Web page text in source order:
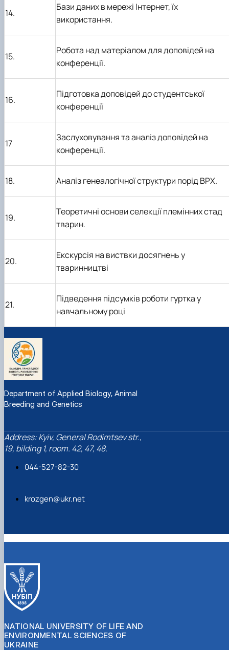
14.
Бази даних в мережі Інтернет, їх
використання.
15.
Робота над матеріалом для доповідей на
конференції.
16.
Підготовка доповідей до студентської
конференції
17
Заслуховування та аналіз доповідей на
конференції.
18. Аналіз генеалогічної структури порід ВРХ.
19.
Теоретичні основи селекції племінних стад
тварин.
20.
Екскурсія на виствки досягнень у
тваринництві
21.
Підведення підсумків роботи гуртка у
навчальному році
Department of Applied Biology, Animal
Breeding and Genetics
Address: Kyiv, General Rodimtsev str.,
19, bilding 1, room. 42, 47, 48.
044-527-82-30
krozgen@ukr.net
NATIONAL UNIVERSITY OF LIFE AND
ENVIRONMENTAL SCIENCES OF
UKRAINE